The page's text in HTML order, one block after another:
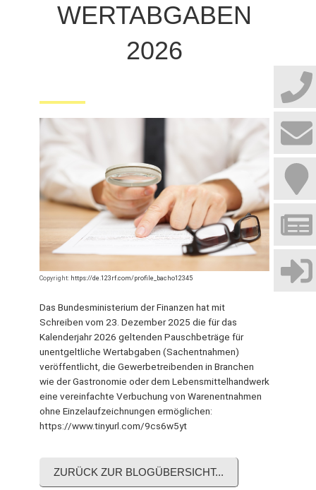
WERTABGABEN
2026
Copyright: https://de.123rf.com/profile_bacho12345
Das Bundesministerium der Finanzen hat mit
Schreiben vom 23. Dezember 2025 die für das
Kalenderjahr 2026 geltenden Pauschbeträge für
unentgeltliche Wertabgaben (Sachentnahmen)
veröffentlicht, die Gewerbetreibenden in Branchen
wie der Gastronomie oder dem Lebensmittelhandwerk
eine vereinfachte Verbuchung von Warenentnahmen
ohne Einzelaufzeichnungen ermöglichen:
https://www.tinyurl.com/9cs6w5yt
ZURÜCK ZUR BLOGÜBERSICHT...